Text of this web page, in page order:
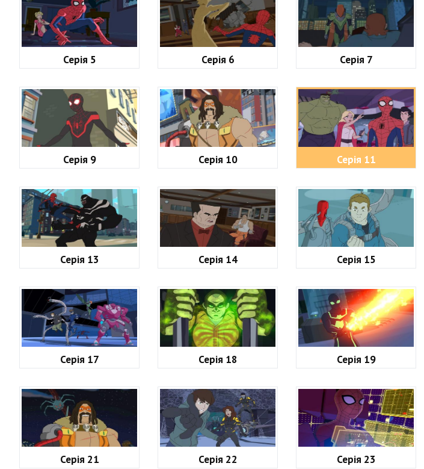
Серія 5 Серія 6 Серія 7
Серія 9 Серія 10 Серія 11
Серія 13 Серія 14 Серія 15
Серія 17 Серія 18 Серія 19
Серія 21 Серія 22 Серія 23